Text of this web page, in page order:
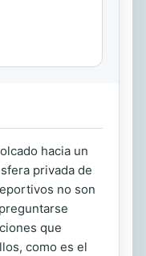
hacia un
privada de
no son
que
como es el